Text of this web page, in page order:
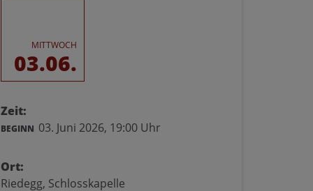
MITTWOCH
03.06.
Zeit:
BEGINN 03. Juni 2026, 19:00 Uhr
Ort:
Riedegg, Schlosskapelle